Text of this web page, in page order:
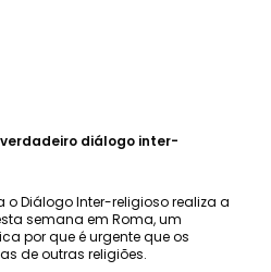
diálogo inter-
o Diálogo Inter-religioso realiza a
semana em Roma, um
por que é urgente que os
de outras religiões.